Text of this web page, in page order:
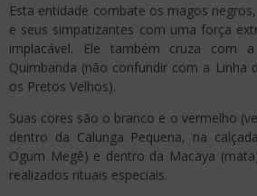
Esta entidade combate os magos
e seus simpatizantes com uma força
implacável. Ele também cruza com
Quimbanda (não confundir com a Linha
os Pretos Velhos).
Suas cores são o branco e o vermelho
dentro da Calunga Pequena, na
Ogum Megê) e dentro da Macaya
realizados rituais especiais.